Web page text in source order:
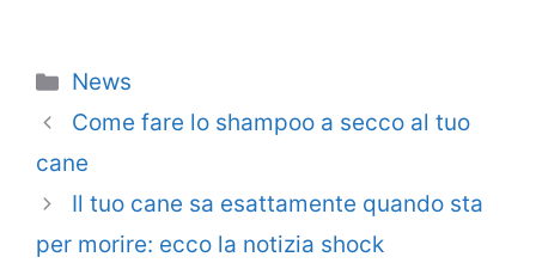
Categorie
News
Come fare lo shampoo a secco al tuo
cane
Il tuo cane sa esattamente quando sta
per morire: ecco la notizia shock